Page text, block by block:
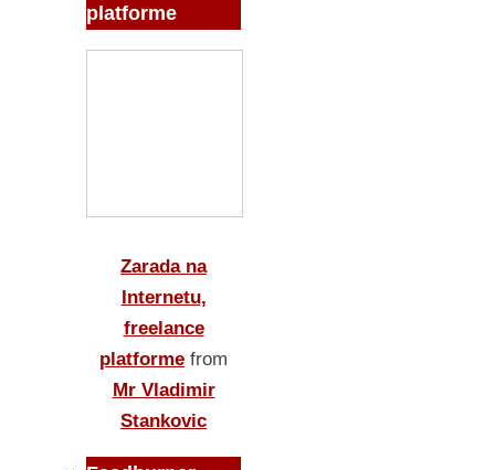
platforme
Zarada na
Internetu,
freelance
platforme from
Mr Vladimir
Stankovic